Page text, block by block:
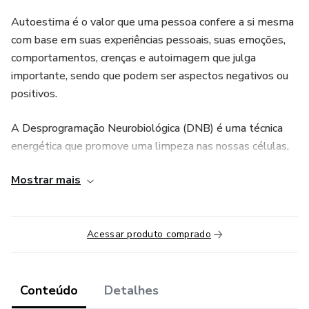
Autoestima é o valor que uma pessoa confere a si mesma
com base em suas experiências pessoais, suas emoções,
comportamentos, crenças e autoimagem que julga
importante, sendo que podem ser aspectos negativos ou
positivos.
A Desprogramação Neurobiológica (DNB) é uma técnica
energética que promove uma limpeza nas nossas células,
crenças limitantes que estavam impressos no nosso corpo.
A vivência é uma experiência através da energia da DNB .
Não é um Curso e você não recebe Certificado. Neste caso
em específico esta energia irá te auxiliar para que seu corpo
a para abrir espaço para liberação das células de gordura .
Mostrar mais
Acessar produto comprado
Conteúdo Detalhes